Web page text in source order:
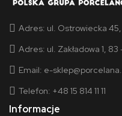
Adres: ul. Ostrowiecka
Adres: ul. Zakładowa 1,
Email: e-
Telefon: +48 15 814 11 11
Informacje